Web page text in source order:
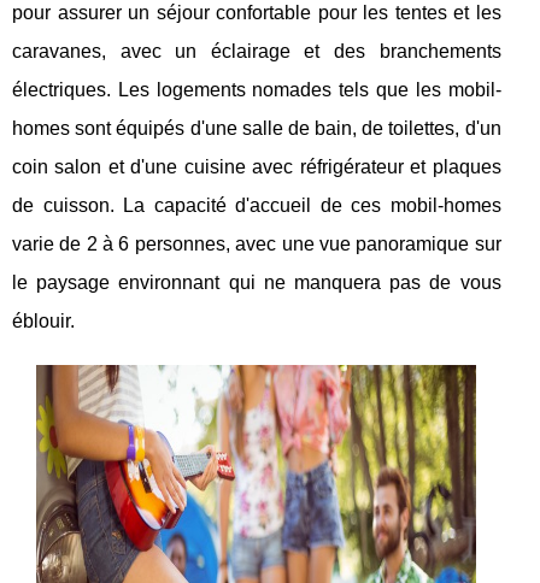
pour assurer un séjour confortable pour les tentes et les
caravanes, avec un éclairage et des branchements
électriques. Les logements nomades tels que les mobil-
homes sont équipés d'une salle de bain, de toilettes, d'un
coin salon et d'une cuisine avec réfrigérateur et plaques
de cuisson. La capacité d'accueil de ces mobil-homes
varie de 2 à 6 personnes, avec une vue panoramique sur
le paysage environnant qui ne manquera pas de vous
éblouir.